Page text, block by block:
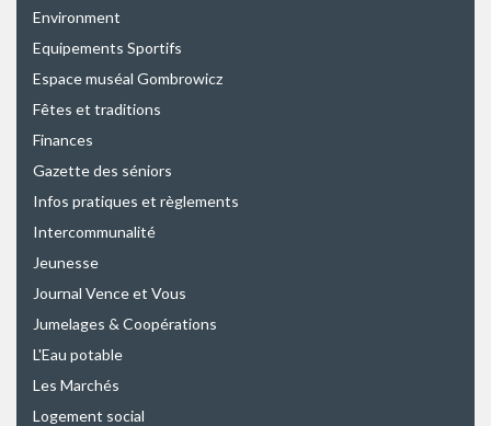
Environment
Equipements Sportifs
Espace muséal Gombrowicz
Fêtes et traditions
Finances
Gazette des séniors
Infos pratiques et règlements
Intercommunalité
Jeunesse
Journal Vence et Vous
Jumelages & Coopérations
L'Eau potable
Les Marchés
Logement social